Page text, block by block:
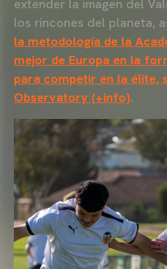
extender la imagen del
los rincones del planeta,
la metodología de la
mejor de Europa en la
para competir en la élite,
Observatory (+info).